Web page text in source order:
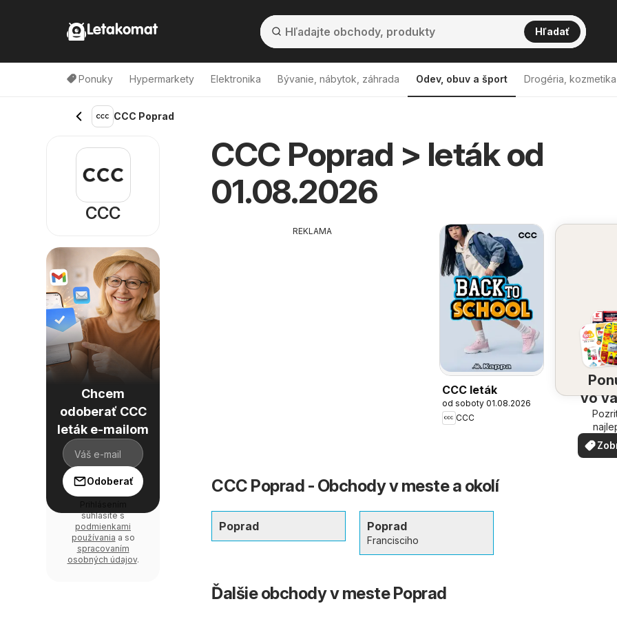
Letakomat Hľadať
Ponuky Hypermarkety Elektronika Bývanie, nábytok, záhrada Odev, obuv a šport Drogéria, kozmetika
CCC Poprad
CCC Poprad > leták od
01.08.2026
REKLAMA
CCC leták
od soboty 01.08.2026
CCC
vo
CCC Poprad - Obchody v meste a okolí
Poprad Poprad
Francisciho
Ďalšie obchody v meste Poprad
CCC
Chcem
odoberať CCC
leták e-mailom
Odoberať
súhlasíte s
podmienkami
používania a so
spracovaním
osobných údajov.